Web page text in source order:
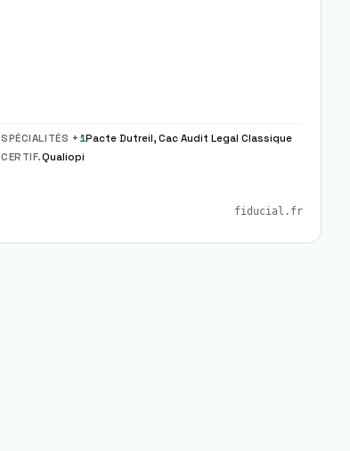
SPÉCIALITÉS + 1Pacte Dutreil, Cac Audit Legal Classique
CERTIF.Qualiopi
fiducial.fr